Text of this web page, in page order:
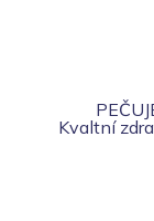
Kvaltní